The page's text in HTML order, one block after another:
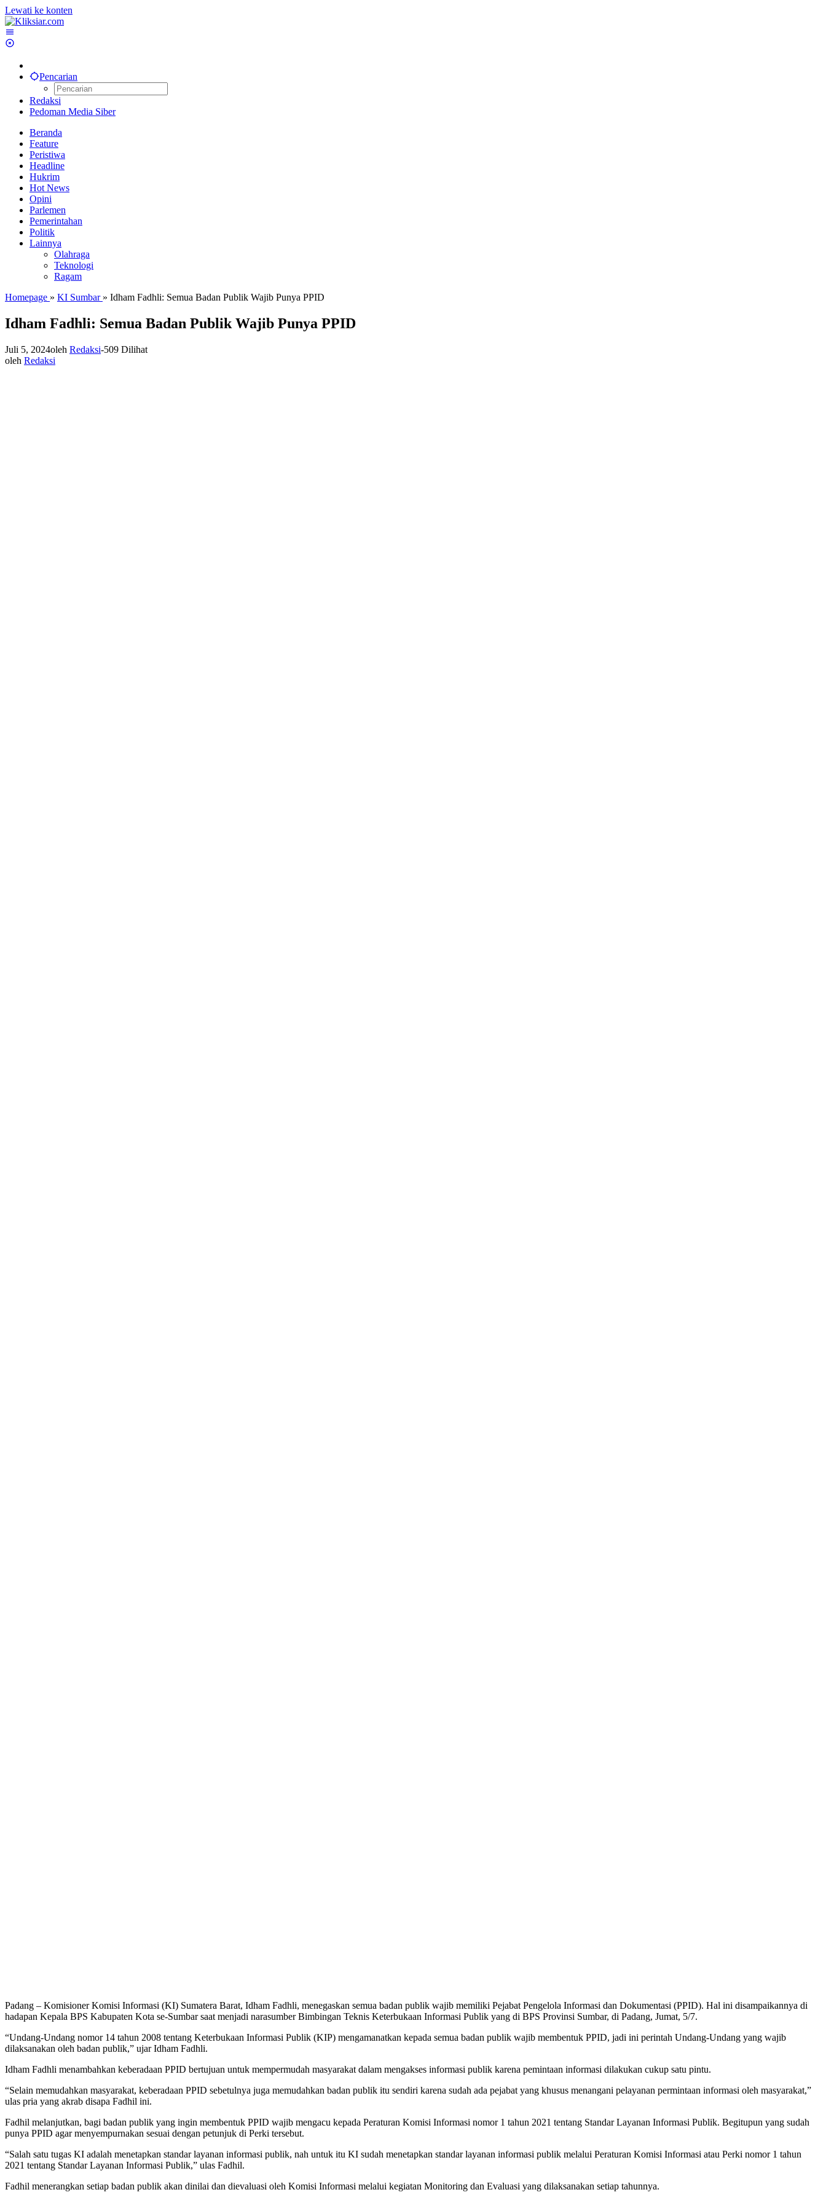
Lewati ke konten
Pencarian
Redaksi
Pedoman Media Siber
Beranda
Feature
Peristiwa
Headline
Hukrim
Hot News
Opini
Parlemen
Pemerintahan
Politik
Lainnya
Olahraga
Teknologi
Ragam
Homepage » KI Sumbar » Idham Fadhli: Semua Badan Publik Wajib Punya PPID
Idham Fadhli: Semua Badan Publik Wajib Punya PPID
Juli 5, 2024oleh Redaksi-509 Dilihat
oleh Redaksi
Padang – Komisioner Komisi Informasi (KI) Sumatera Barat, Idham Fadhli, menegaskan semua badan publik wajib memiliki Pejabat Pengelola Informasi dan Dokumentasi (PPID). Hal ini disampaikannya di
hadapan Kepala BPS Kabupaten Kota se-Sumbar saat menjadi narasumber Bimbingan Teknis Keterbukaan Informasi Publik yang di BPS Provinsi Sumbar, di Padang, Jumat, 5/7.
“Undang-Undang nomor 14 tahun 2008 tentang Keterbukaan Informasi Publik (KIP) mengamanatkan kepada semua badan publik wajib membentuk PPID, jadi ini perintah Undang-Undang yang wajib
dilaksanakan oleh badan publik,” ujar Idham Fadhli.
Idham Fadhli menambahkan keberadaan PPID bertujuan untuk mempermudah masyarakat dalam mengakses informasi publik karena pemintaan informasi dilakukan cukup satu pintu.
“Selain memudahkan masyarakat, keberadaan PPID sebetulnya juga memudahkan badan publik itu sendiri karena sudah ada pejabat yang khusus menangani pelayanan permintaan informasi oleh masyarakat,”
ulas pria yang akrab disapa Fadhil ini.
Fadhil melanjutkan, bagi badan publik yang ingin membentuk PPID wajib mengacu kepada Peraturan Komisi Informasi nomor 1 tahun 2021 tentang Standar Layanan Informasi Publik. Begitupun yang sudah
punya PPID agar menyempurnakan sesuai dengan petunjuk di Perki tersebut.
“Salah satu tugas KI adalah menetapkan standar layanan informasi publik, nah untuk itu KI sudah menetapkan standar layanan informasi publik melalui Peraturan Komisi Informasi atau Perki nomor 1 tahun
2021 tentang Standar Layanan Informasi Publik,” ulas Fadhil.
Fadhil menerangkan setiap badan publik akan dinilai dan dievaluasi oleh Komisi Informasi melalui kegiatan Monitoring dan Evaluasi yang dilaksanakan setiap tahunnya.